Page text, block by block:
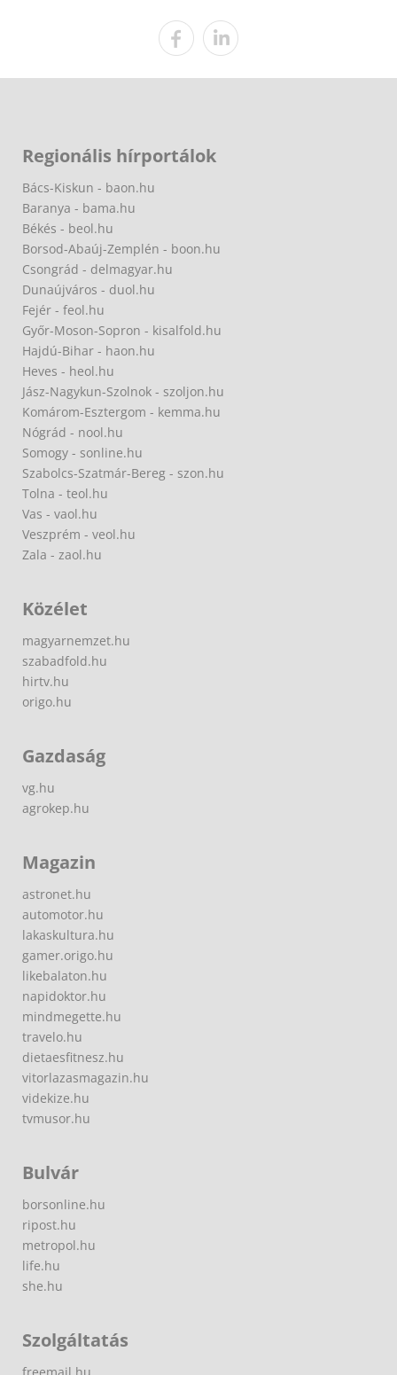
Regionális hírportálok
Bács-Kiskun - baon.hu
Baranya - bama.hu
Békés - beol.hu
Borsod-Abaúj-Zemplén - boon.hu
Csongrád - delmagyar.hu
Dunaújváros - duol.hu
Fejér - feol.hu
Győr-Moson-Sopron - kisalfold.hu
Hajdú-Bihar - haon.hu
Heves - heol.hu
Jász-Nagykun-Szolnok - szoljon.hu
Komárom-Esztergom - kemma.hu
Nógrád - nool.hu
Somogy - sonline.hu
Szabolcs-Szatmár-Bereg - szon.hu
Tolna - teol.hu
Vas - vaol.hu
Veszprém - veol.hu
Zala - zaol.hu
Közélet
magyarnemzet.hu
szabadfold.hu
hirtv.hu
origo.hu
Gazdaság
vg.hu
agrokep.hu
Magazin
astronet.hu
automotor.hu
lakaskultura.hu
gamer.origo.hu
likebalaton.hu
napidoktor.hu
mindmegette.hu
travelo.hu
dietaesfitnesz.hu
vitorlazasmagazin.hu
videkize.hu
tvmusor.hu
Bulvár
borsonline.hu
ripost.hu
metropol.hu
life.hu
she.hu
Szolgáltatás